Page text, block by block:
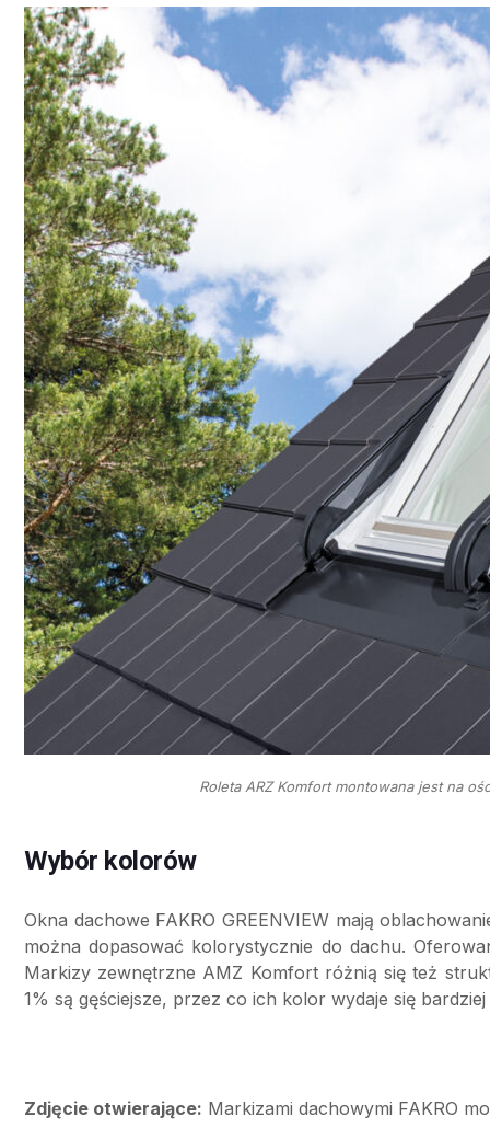
Roleta ARZ Komfort montowana jest na
Wybór kolorów
Okna dachowe FAKRO GREENVIEW mają
można dopasować kolorystycznie do dachu.
Markizy zewnętrzne AMZ Komfort różnią się też
1% są gęściejsze, przez co ich kolor wydaje się
Zdjęcie otwierające: Markizami dachowymi FAKRO